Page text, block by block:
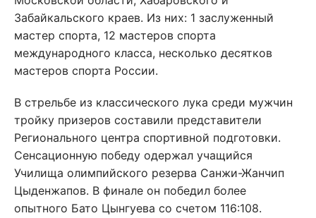
Забайкальского краев. Из них: 1 заслуженный
мастер спорта, 12 мастеров спорта
международного класса, несколько десятков
мастеров спорта России.
В стрельбе из классического лука среди мужчин
тройку призеров составили представители
Регионального центра спортивной подготовки.
Сенсационную победу одержал учащийся
Училища олимпийского резерва Санжи-Жанчип
Цыденжапов. В финале он победил более
опытного Бато Цынгуева со счетом 116:108.